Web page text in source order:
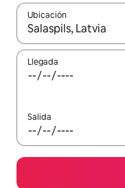
Ubicación
Cuando los
Llegada
Salida